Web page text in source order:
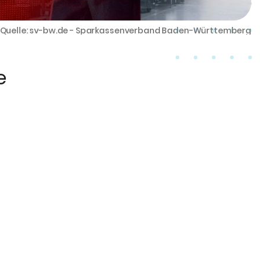
Quelle: sv-bw.de - Sparkassenverband Baden-Württemberg